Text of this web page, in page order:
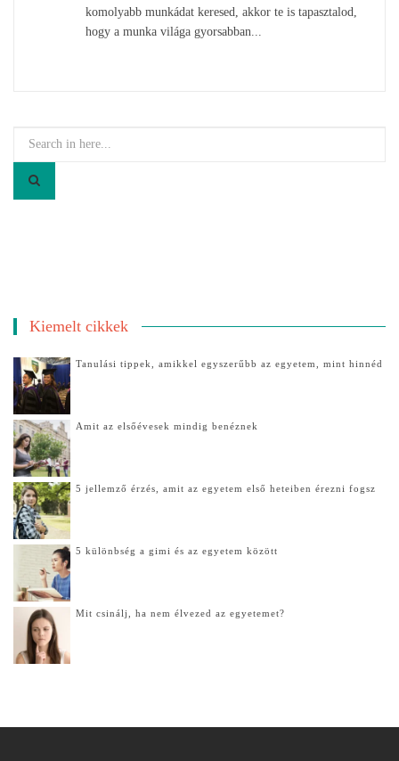
komolyabb munkádat keresed, akkor te is tapasztalod,
hogy a munka világa gyorsabban...
Kiemelt cikkek
Tanulási tippek, amikkel egyszerűbb az egyetem, mint hinnéd
Amit az elsőévesek mindig benéznek
5 jellemző érzés, amit az egyetem első heteiben érezni fogsz
5 különbség a gimi és az egyetem között
Mit csinálj, ha nem élvezed az egyetemet?